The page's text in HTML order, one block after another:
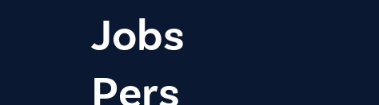
Jobs
Pers